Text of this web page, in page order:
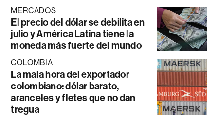
MERCADOS
El precio del dólar se debilita en
julio y América Latina tiene la
moneda más fuerte del mundo
COLOMBIA
La mala hora del exportador
colombiano: dólar barato,
aranceles y fletes que no dan
tregua